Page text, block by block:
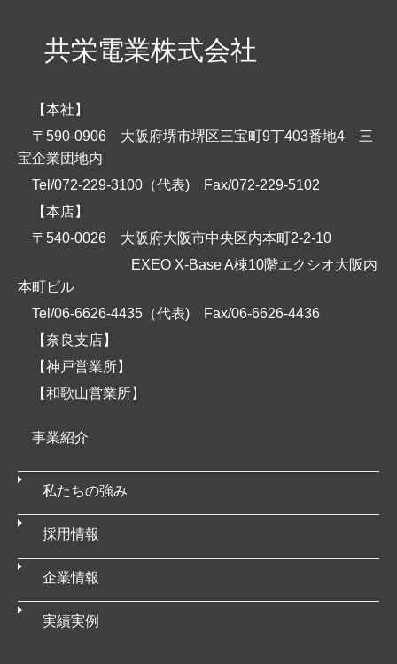
共栄電業株式会社
【本社】
〒590-0906 大阪府堺市堺区三宝町9丁403番地4 三
宝企業団地内
Tel/072-229-3100（代表)
Fax/072-229-5102
【本店】
〒540-0026 大阪府大阪市中央区内本町2-2-10
EXEO X-Base A棟10階エクシオ大阪内
本町ビル
Tel/06-6626-4435（代表)
Fax/06-6626-4436
【奈良支店】
【神戸営業所】
【和歌山営業所】
事業紹介
私たちの強み
採用情報
企業情報
実績実例